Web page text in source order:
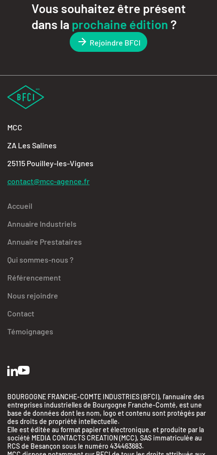
Vous souhaitez être présent
dans la prochaine édition?
Rejoindre BFCI
MCC
ZA Les Salines
25115 Pouilley-les-Vignes
contact@mcc-agence.fr
Accueil
Annuaire Industriels
Annuaire Prestataires
Qui sommes-nous ?
Référencement
Nous rejoindre
Contact
Témoignages
BOURGOGNE FRANCHE-COMTE INDUSTRIES (BFCI), l’annuaire des
entreprises industrielles de Bourgogne Franche-Comté, est une
base de données dont les nom, logo et contenu sont protégés par
des droits de propriété intellectuelle.
Elle est éditée au format papier et électronique, et produite par la
société MEDIA CONTACTS CREATION (MCC), SAS immatriculée au
RCS de Besançon sous le numéro 434463683.